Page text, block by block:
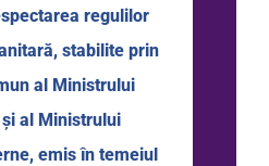
regulilor
stabilite prin
al Ministrului
al Ministrului
emis în temeiul